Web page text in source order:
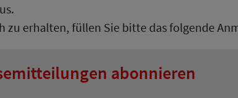
erhalten, füllen Sie bitte das folgende
abonnieren